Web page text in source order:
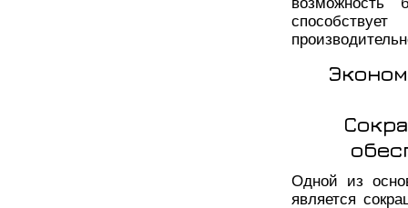
Одной из
является